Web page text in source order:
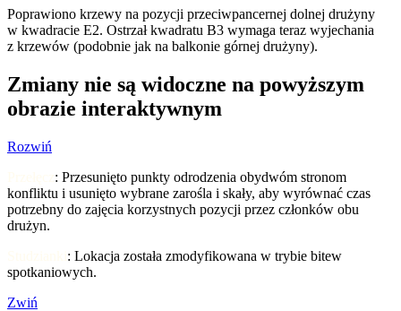
Poprawiono krzewy na pozycji przeciwpancernej dolnej drużyny
w kwadracie E2. Ostrzał kwadratu B3 wymaga teraz wyjechania
z krzewów (podobnie jak na balkonie górnej drużyny).
Zmiany nie są widoczne na powyższym
obrazie interaktywnym
Rozwiń
: Przesunięto punkty odrodzenia obydwóm stronom
konfliktu i usunięto wybrane zarośla i skały, aby wyrównać czas
potrzebny do zajęcia korzystnych pozycji przez członków obu
drużyn.
: Lokacja została zmodyfikowana w trybie bitew
spotkaniowych.
Zwiń